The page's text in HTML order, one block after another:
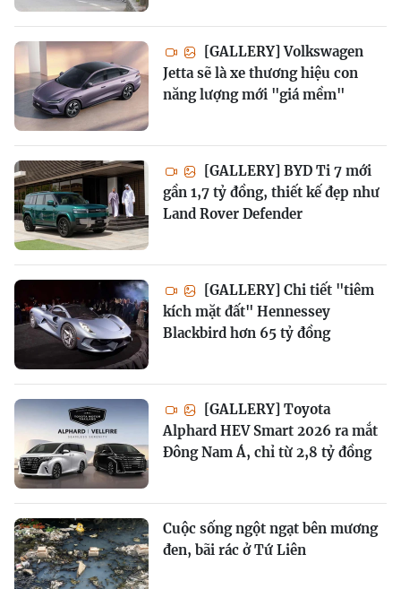
[GALLERY] Volkswagen
Jetta sẽ là xe thương hiệu con
năng lượng mới "giá mềm"
[GALLERY] BYD Ti 7 mới
gần 1,7 tỷ đồng, thiết kế đẹp như
Land Rover Defender
[GALLERY] Chi tiết "tiêm
kích mặt đất" Hennessey
Blackbird hơn 65 tỷ đồng
[GALLERY] Toyota
Alphard HEV Smart 2026 ra mắt
Đông Nam Á, chỉ từ 2,8 tỷ đồng
Cuộc sống ngột ngạt bên mương
đen, bãi rác ở Tứ Liên